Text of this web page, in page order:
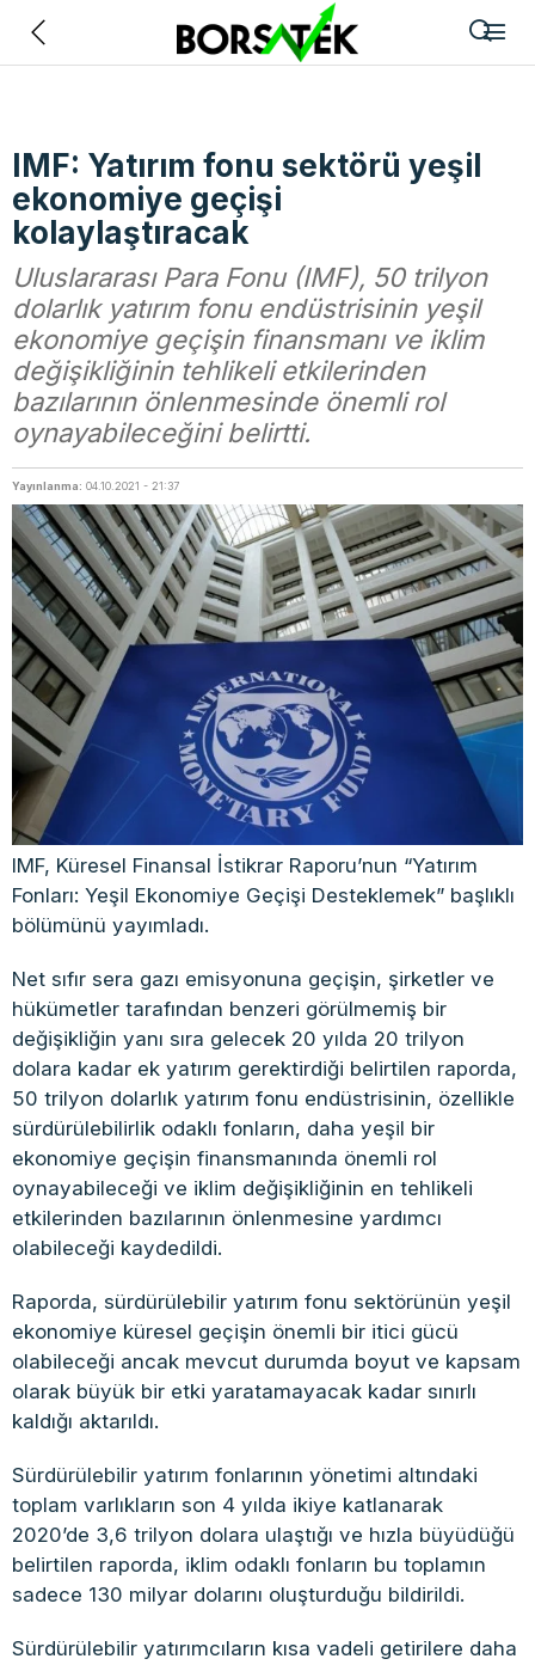
IMF: Yatırım fonu sektörü yeşil
ekonomiye geçişi
kolaylaştıracak
Uluslararası Para Fonu (IMF), 50 trilyon
dolarlık yatırım fonu endüstrisinin yeşil
ekonomiye geçişin finansmanı ve iklim
değişikliğinin tehlikeli etkilerinden
bazılarının önlenmesinde önemli rol
oynayabileceğini belirtti.
Yayınlanma: 04.10.2021 - 21:37
IMF, Küresel Finansal İstikrar Raporu’nun “Yatırım
Fonları: Yeşil Ekonomiye Geçişi Desteklemek” başlıklı
bölümünü yayımladı.
Net sıfır sera gazı emisyonuna geçişin, şirketler ve
hükümetler tarafından benzeri görülmemiş bir
değişikliğin yanı sıra gelecek 20 yılda 20 trilyon
dolara kadar ek yatırım gerektirdiği belirtilen raporda,
50 trilyon dolarlık yatırım fonu endüstrisinin, özellikle
sürdürülebilirlik odaklı fonların, daha yeşil bir
ekonomiye geçişin finansmanında önemli rol
oynayabileceği ve iklim değişikliğinin en tehlikeli
etkilerinden bazılarının önlenmesine yardımcı
olabileceği kaydedildi.
Raporda, sürdürülebilir yatırım fonu sektörünün yeşil
ekonomiye küresel geçişin önemli bir itici gücü
olabileceği ancak mevcut durumda boyut ve kapsam
olarak büyük bir etki yaratamayacak kadar sınırlı
kaldığı aktarıldı.
Sürdürülebilir yatırım fonlarının yönetimi altındaki
toplam varlıkların son 4 yılda ikiye katlanarak
2020’de 3,6 trilyon dolara ulaştığı ve hızla büyüdüğü
belirtilen raporda, iklim odaklı fonların bu toplamın
sadece 130 milyar dolarını oluşturduğu bildirildi.
Sürdürülebilir yatırımcıların kısa vadeli getirilere daha